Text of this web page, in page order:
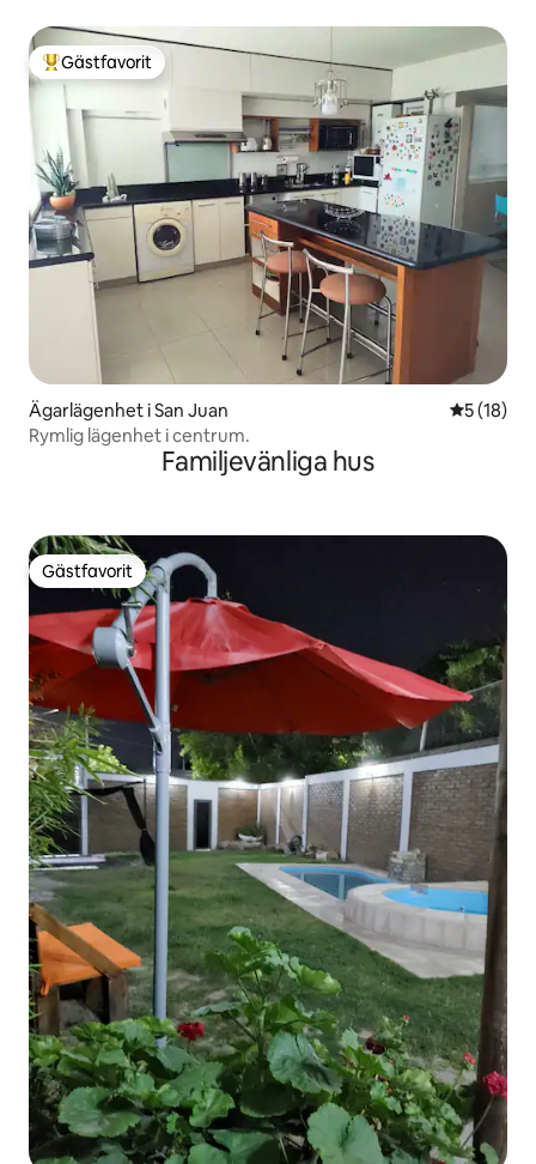
Populär gästfavorit
Gästfavorit
Ägarlägenhet i San Juan 5 av 5 i
5 (18)
Rymlig lägenhet i centrum.
Familjevänliga hus
Gästfavorit
Gästfavorit